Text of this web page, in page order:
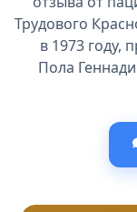
Трудового
в 1973 году,
Пола